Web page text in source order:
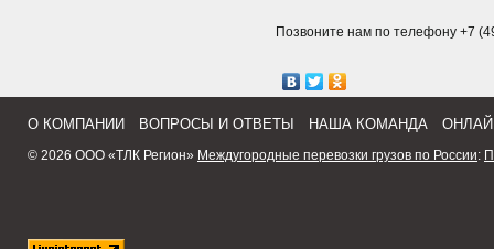
Позвоните нам по телефону +7
О КОМПАНИИ ВОПРОСЫ И ОТВЕТЫ НАША КОМАНДА
© 2026 ООО «ТЛК Регион» Междугородные перевозки грузов по России: